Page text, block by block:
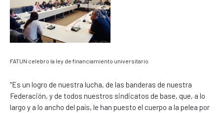
FATUN celebro la ley de financiamiento universitario
"Es un logro de nuestra lucha, de las banderas de nuestra
Federación, y de todos nuestros sindicatos de base, que, a lo
largo y a lo ancho del país, le han puesto el cuerpo a la pelea por